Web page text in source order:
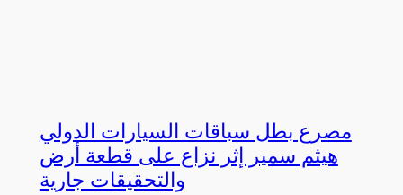
مصرع بطل سباقات السيارات الدولي
هيثم سمير إثر نزاع على قطعة أرض
والتحقيقات جارية